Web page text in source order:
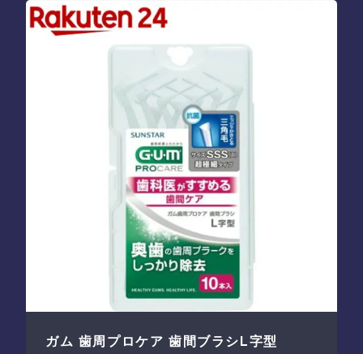
ガム 歯周プロケア 歯間ブラシL字型